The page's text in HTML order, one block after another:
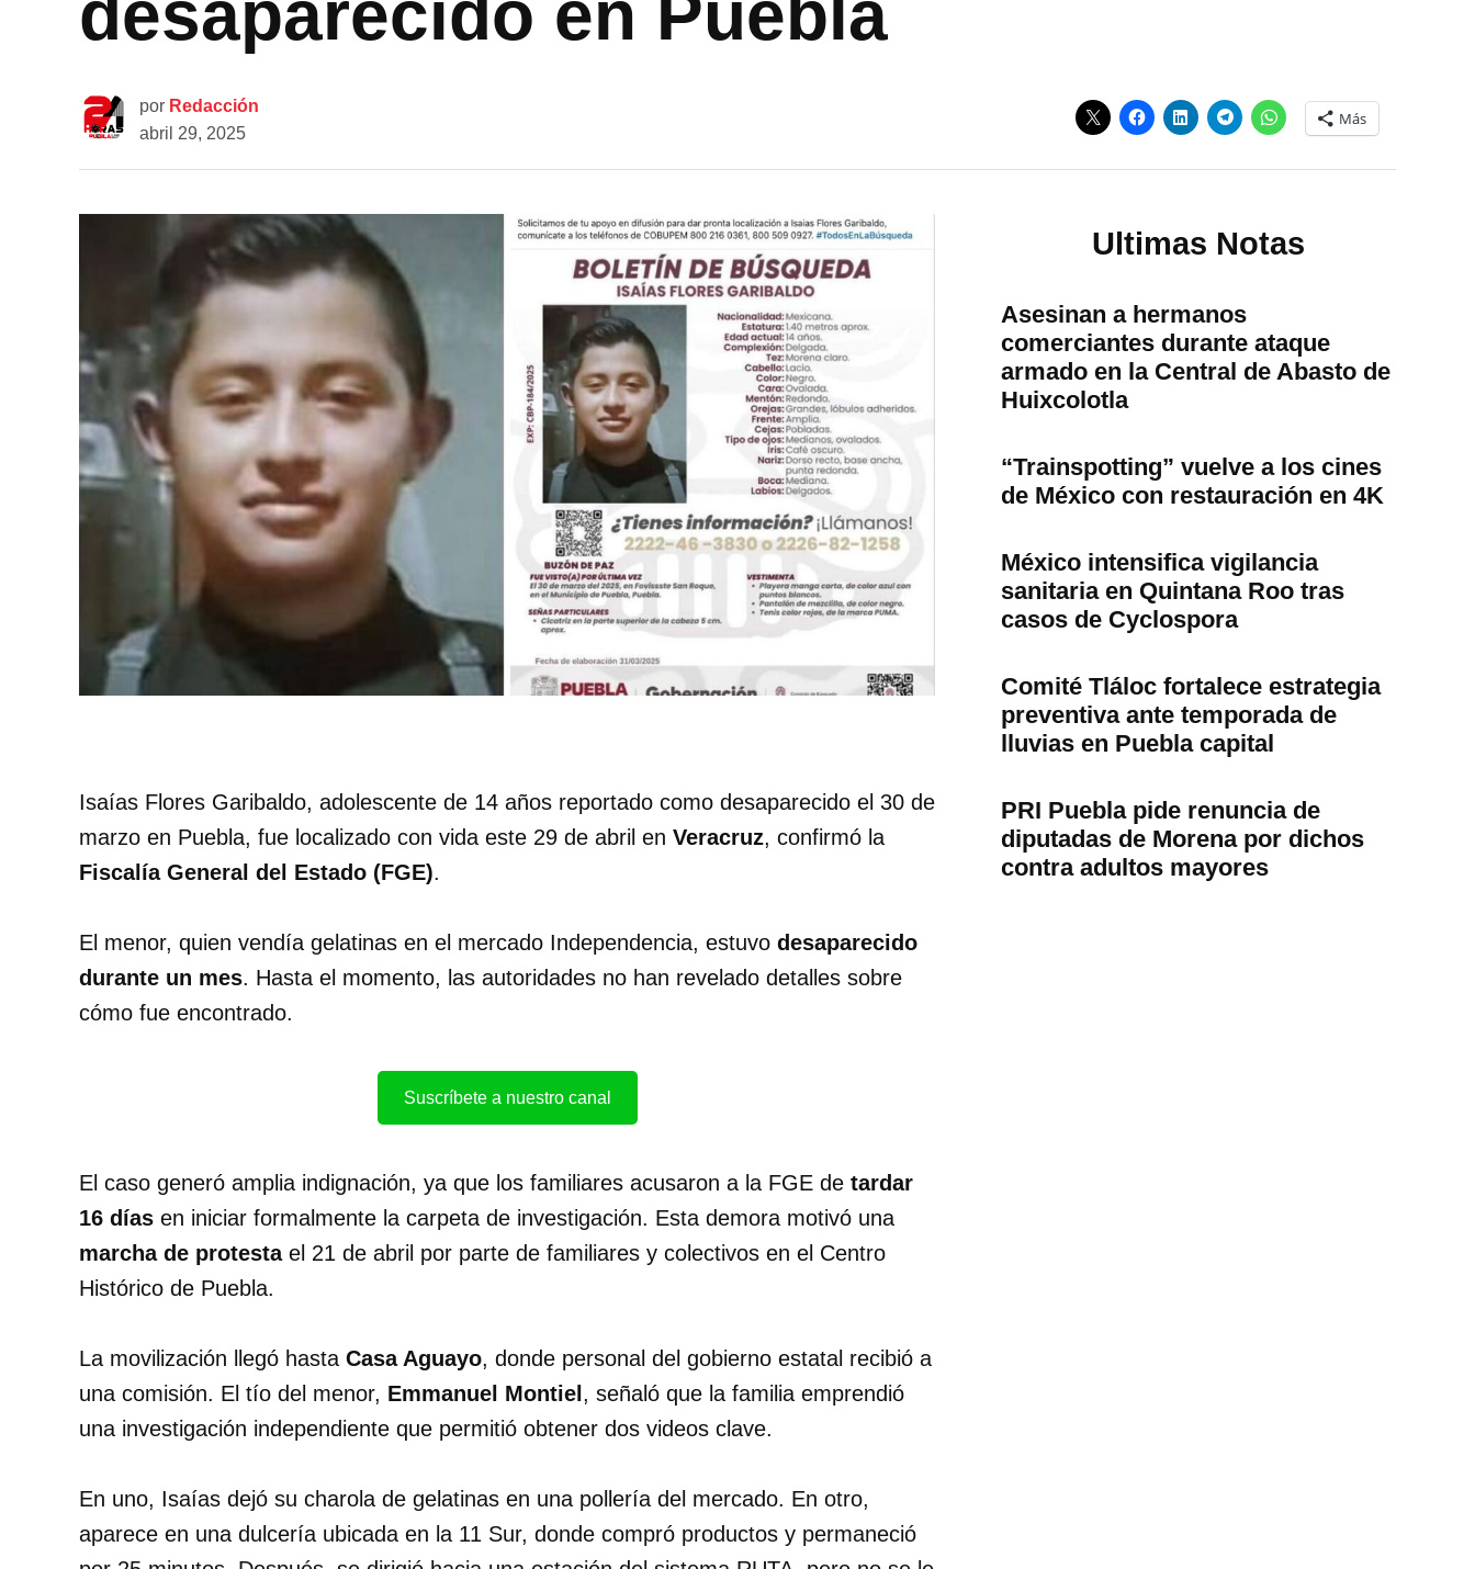
por Redacción
abril 29, 2025
Más
Isaías Flores Garibaldo, adolescente de 14 años reportado como desaparecido el 30 de
marzo en Puebla, fue localizado con vida este 29 de abril en Veracruz, confirmó la
Fiscalía General del Estado (FGE).
El menor, quien vendía gelatinas en el mercado Independencia, estuvo desaparecido
durante un mes. Hasta el momento, las autoridades no han revelado detalles sobre
cómo fue encontrado.
Suscríbete a nuestro canal
El caso generó amplia indignación, ya que los familiares acusaron a la FGE de tardar
16 días en iniciar formalmente la carpeta de investigación. Esta demora motivó una
marcha de protestael 21 de abril por parte de familiares y colectivos en el Centro
Histórico de Puebla.
La movilización llegó hasta Casa Aguayo, donde personal del gobierno estatal recibió a
una comisión. El tío del menor, Emmanuel Montiel , señaló que la familia emprendió
una investigación independiente que permitió obtener dos videos clave.
En uno, Isaías dejó su charola de gelatinas en una pollería del mercado. En otro,
aparece en una dulcería ubicada en la 11 Sur, donde compró productos y permaneció
Ultimas Notas
Asesinan a hermanos
comerciantes durante ataque
armado en la Central de Abasto de
Huixcolotla
“Trainspotting” vuelve a los cines
de México con restauración en 4K
México intensifica vigilancia
sanitaria en Quintana Roo tras
casos de Cyclospora
Comité Tláloc fortalece estrategia
preventiva ante temporada de
lluvias en Puebla capital
PRI Puebla pide renuncia de
diputadas de Morena por dichos
contra adultos mayores